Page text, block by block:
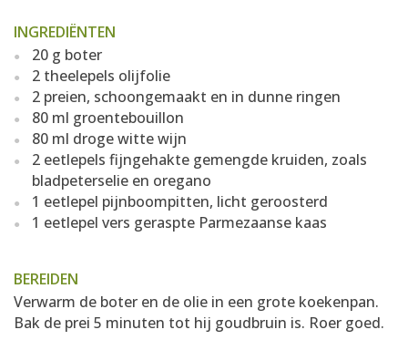
INGREDIËNTEN
20 g boter
2 theelepels olijfolie
2 preien, schoongemaakt en in dunne ringen
80 ml groentebouillon
80 ml droge witte wijn
2 eetlepels fijngehakte gemengde kruiden, zoals
bladpeterselie en oregano
1 eetlepel pijnboompitten, licht geroosterd
1 eetlepel vers geraspte Parmezaanse kaas
BEREIDEN
Verwarm de boter en de olie in een grote koekenpan.
Bak de prei 5 minuten tot hij goudbruin is. Roer goed.